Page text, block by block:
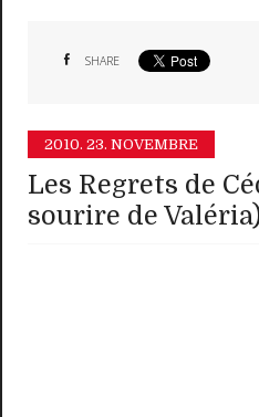
SHARE
2010. 23. NOVEMBRE
Les Regrets de
sourire de